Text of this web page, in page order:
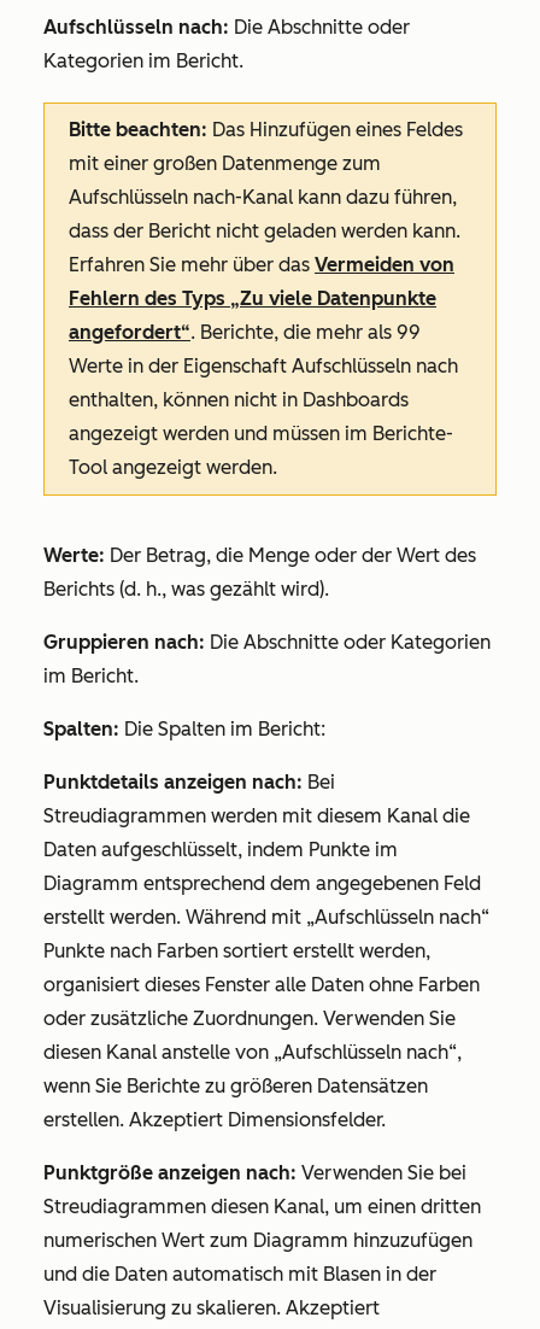
Aufschlüsseln nach: Die Abschnitte oder
Kategorien im Bericht.
Bitte beachten: Das Hinzufügen eines Feldes
mit einer großen Datenmenge zum
Aufschlüsseln nach-Kanal kann dazu führen,
dass der Bericht nicht geladen werden kann.
Erfahren Sie mehr über das Vermeiden von
Fehlern des Typs „Zu viele Datenpunkte
angefordert“. Berichte, die mehr als 99
Werte in der Eigenschaft Aufschlüsseln nach
enthalten, können nicht in Dashboards
angezeigt werden und müssen im Berichte-
Tool angezeigt werden.
Werte: Der Betrag, die Menge oder der Wert des
Berichts (d. h., was gezählt wird).
Gruppieren nach: Die Abschnitte oder Kategorien
im Bericht.
Spalten: Die Spalten im Bericht:
Punktdetails anzeigen nach: Bei
Streudiagrammen werden mit diesem Kanal die
Daten aufgeschlüsselt, indem Punkte im
Diagramm entsprechend dem angegebenen Feld
erstellt werden. Während mit „Aufschlüsseln nach“
Punkte nach Farben sortiert erstellt werden,
organisiert dieses Fenster alle Daten ohne Farben
oder zusätzliche Zuordnungen. Verwenden Sie
diesen Kanal anstelle von „Aufschlüsseln nach“,
wenn Sie Berichte zu größeren Datensätzen
erstellen. Akzeptiert Dimensionsfelder.
Punktgröße anzeigen nach: Verwenden Sie bei
Streudiagrammen diesen Kanal, um einen dritten
numerischen Wert zum Diagramm hinzuzufügen
und die Daten automatisch mit Blasen in der
Visualisierung zu skalieren. Akzeptiert